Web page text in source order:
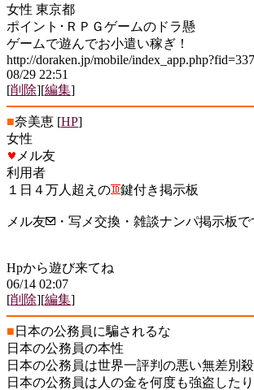
女性 東京都
ポイント･ＲＰＧゲームのドラ懸
ゲームで遊んでお小遣い稼ぎ！
http://doraken.jp/mobile/
08/29 22:51
[削除][編集]
■奈美恵 [HP]
女性
メル友
利用者
１日４万人超えの
鍵付き掲示板
メル友 ・写メ交換・雑談ナンパ掲示板で
Hpから遊び来てね
06/14 02:07
[削除][編集]
■ 日本の公務員に騙されるな
日本の公務員の本性
日本の公務員は世界一評判の悪い無差別
日本の公務員は人の金を何度も強盗した